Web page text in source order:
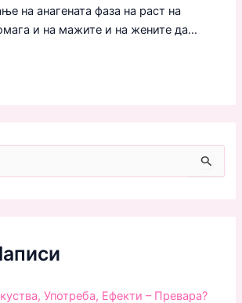
на анагената фаза на раст на
и на мажите и на жените да…
Употреба, Ефекти – Превара?